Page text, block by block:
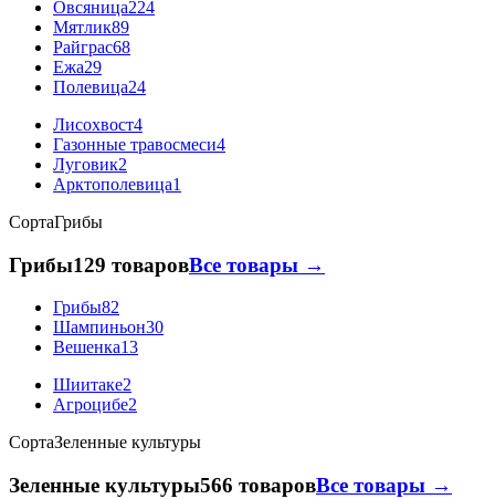
Овсяница224
Мятлик89
Райграс68
Ежа29
Полевица24
Лисохвост4
Газонные травосмеси4
Луговик2
Арктополевица1
СортаГрибы
Грибы129 товаровВсе товары →
Грибы82
Шампиньон30
Вешенка13
Шиитаке2
Агроцибе2
СортаЗеленные культуры
Зеленные культуры566 товаровВсе товары →